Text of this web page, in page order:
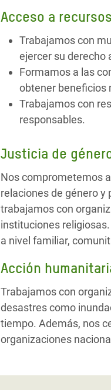
Acceso a
Trabajamos con
ejercer su derecho
Formamos a las
obtener beneficios
Trabajamos con
responsables.
Justicia de
Nos comprometemos
relaciones de género y
trabajamos con
instituciones
a nivel familiar,
Acción
Trabajamos con
desastres como
tiempo. Además, nos
organizaciones